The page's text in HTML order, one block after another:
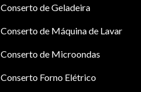
Conserto de Geladeira
Conserto de Máquina de Lavar
Conserto de Microondas
Conserto Forno Elétrico